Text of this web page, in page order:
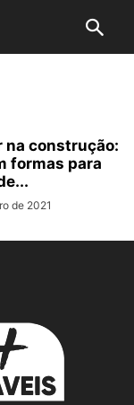
na construção:
formas para
de 2021